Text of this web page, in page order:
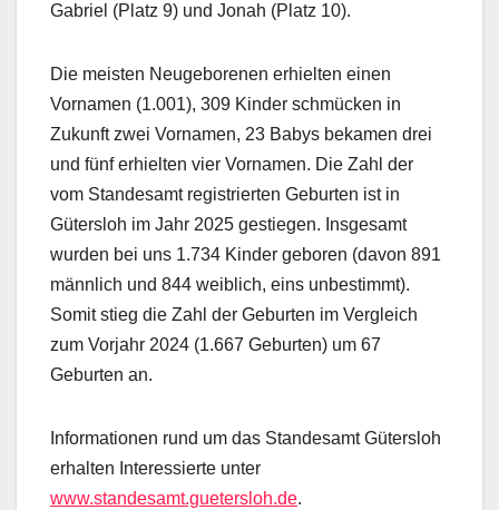
Gabriel (Platz 9) und Jonah (Platz 10).
Die meisten Neugeborenen erhielten einen
Vornamen (1.001), 309 Kinder schmücken in
Zukunft zwei Vornamen, 23 Babys bekamen drei
und fünf erhielten vier Vornamen. Die Zahl der
vom Standesamt registrierten Geburten ist in
Gütersloh im Jahr 2025 gestiegen. Insgesamt
wurden bei uns 1.734 Kinder geboren (davon 891
männlich und 844 weiblich, eins unbestimmt).
Somit stieg die Zahl der Geburten im Vergleich
zum Vorjahr 2024 (1.667 Geburten) um 67
Geburten an.
Informationen rund um das Standesamt Gütersloh
erhalten Interessierte unter
www.standesamt.guetersloh.de.